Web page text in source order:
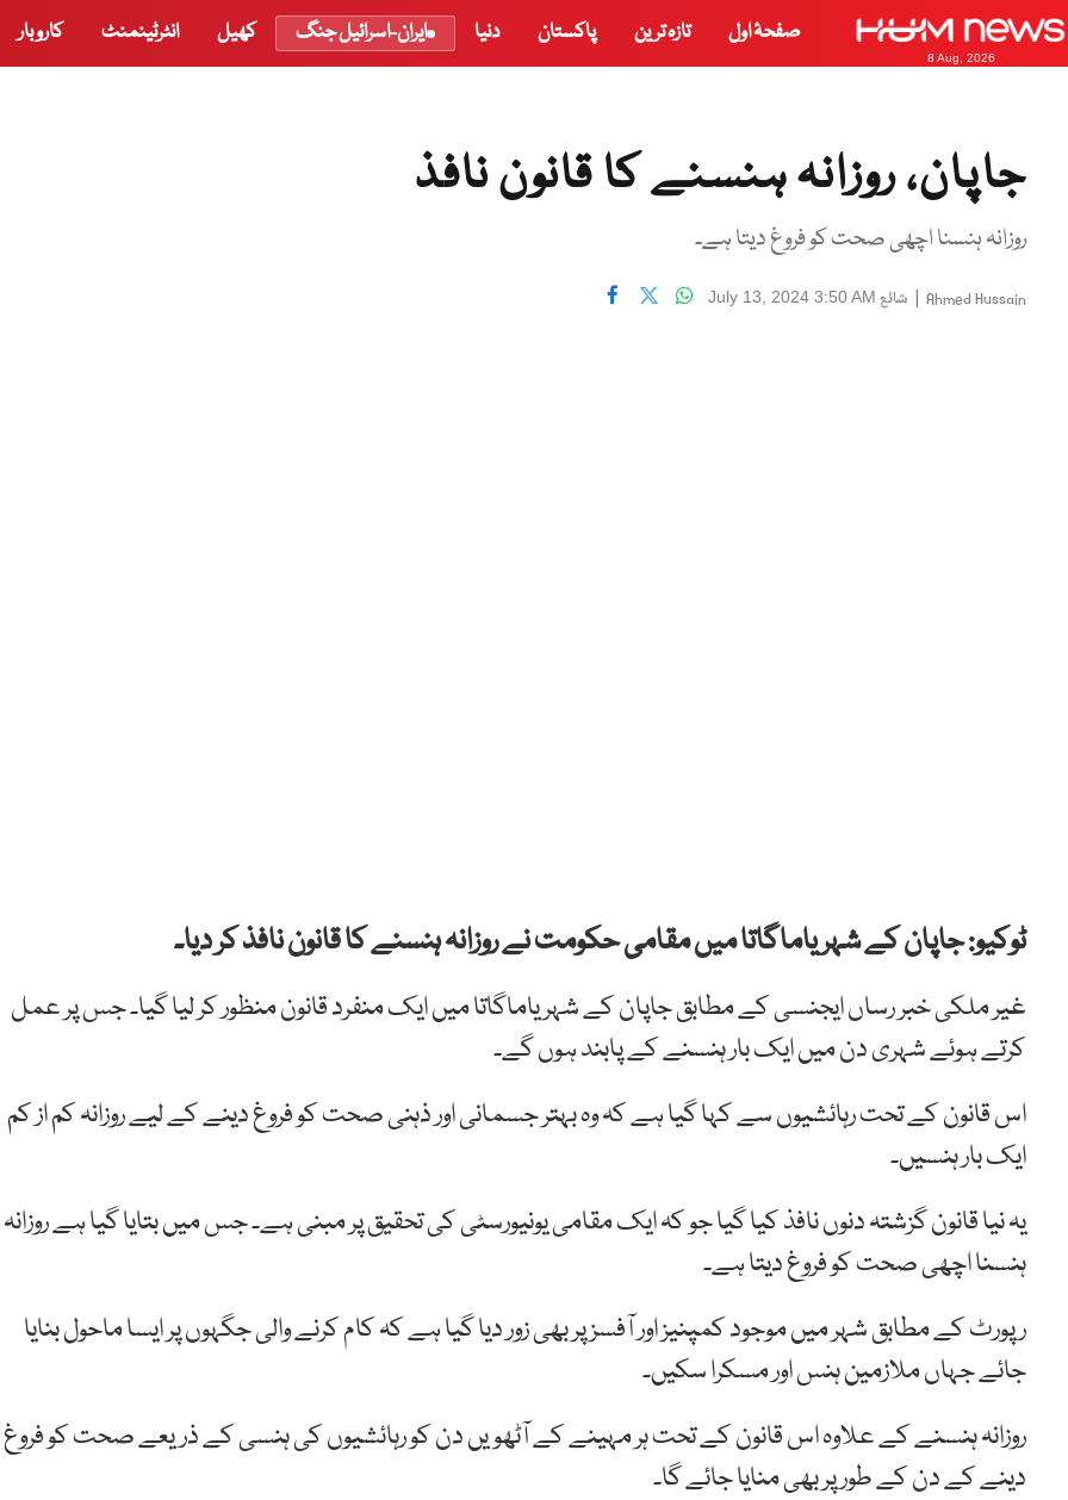
8 Aug, 2026
صفحۂ اول تازہ ترین پاکستان دنیا ایران-اسرائیل جنگ کھیل انٹرٹینمنٹ کاروبار
جاپان، روزانہ ہنسنے کا قانون نافذ
روزانہ ہنسنا اچھی صحت کو فروغ دیتا ہے۔
Ahmed Hussain
| شائع July 13, 2024 3:50 AM
ٹوکیو: جاپان کے شہر یاماگاتا میں مقامی حکومت نے روزانہ ہنسنے کا قانون نافذ کر دیا۔
غیر ملکی خبر رساں ایجنسی کے مطابق جاپان کے شہر یاماگاتا میں ایک منفرد قانون منظور کر لیا گیا۔ جس پر عمل
کرتے ہوئے شہری دن میں ایک بار ہنسنے کے پابند ہوں گے۔
اس قانون کے تحت رہائشیوں سے کہا گیا ہے کہ وہ بہتر جسمانی اور ذہنی صحت کو فروغ دینے کے لیے روزانہ کم از کم
ایک بار ہنسیں۔
یہ نیا قانون گزشتہ دنوں نافذ کیا گیا جو کہ ایک مقامی یونیورسٹی کی تحقیق پر مبنی ہے۔ جس میں بتایا گیا ہے روزانہ
ہنسنا اچھی صحت کو فروغ دیتا ہے۔
رپورٹ کے مطابق شہر میں موجود کمپنیز اور آفسز پر بھی زور دیا گیا ہے کہ کام کرنے والی جگہوں پر ایسا ماحول بنایا
جائے جہاں ملازمین ہنس اور مسکرا سکیں۔
روزانہ ہنسنے کے علاوہ اس قانون کے تحت ہر مہینے کے آٹھویں دن کو رہائشیوں کی ہنسی کے ذریعے صحت کو فروغ
دینے کے دن کے طور پر بھی منایا جائے گا۔